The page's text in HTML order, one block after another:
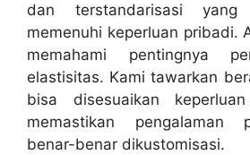
dan terstandarisasi
memenuhi keperluan pribadi.
memahami pentingnya
elastisitas. Kami tawarkan
bisa disesuaikan
memastikan pengalaman
benar-benar dikustomisasi.